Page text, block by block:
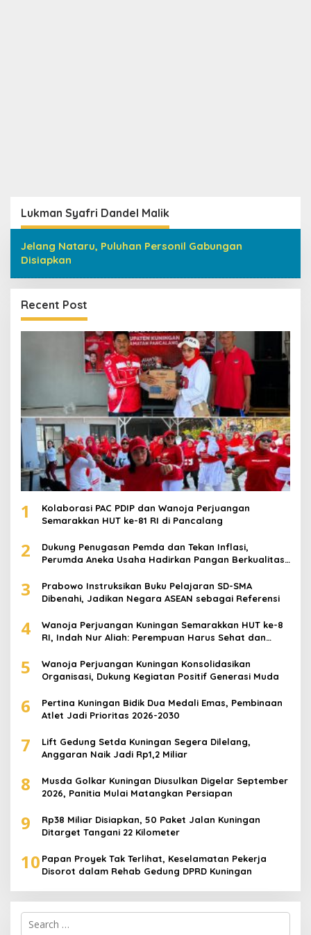
Lukman Syafri Dandel Malik
Jelang Nataru, Puluhan Personil Gabungan
Disiapkan
Recent Post
1
Kolaborasi PAC PDIP dan Wanoja Perjuangan
Semarakkan HUT ke-81 RI di Pancalang
2
Dukung Penugasan Pemda dan Tekan Inflasi,
Perumda Aneka Usaha Hadirkan Pangan Berkualitas
3
Prabowo Instruksikan Buku Pelajaran SD-SMA
Dibenahi, Jadikan Negara ASEAN sebagai Referensi
4
Wanoja Perjuangan Kuningan Semarakkan HUT ke-8
RI, Indah Nur Aliah: Perempuan Harus Sehat dan
5
Wanoja Perjuangan Kuningan Konsolidasikan
Organisasi, Dukung Kegiatan Positif Generasi Muda
6
Pertina Kuningan Bidik Dua Medali Emas, Pembinaan
Atlet Jadi Prioritas 2026-2030
7
Lift Gedung Setda Kuningan Segera Dilelang,
Anggaran Naik Jadi Rp1,2 Miliar
8
Musda Golkar Kuningan Diusulkan Digelar September
2026, Panitia Mulai Matangkan Persiapan
9
Rp38 Miliar Disiapkan, 50 Paket Jalan Kuningan
Ditarget Tangani 22 Kilometer
10 Papan Proyek Tak Terlihat, Keselamatan Pekerja
Disorot dalam Rehab Gedung DPRD Kuningan
Search
for: